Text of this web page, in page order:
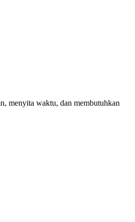
menyita waktu, dan membutuhkan